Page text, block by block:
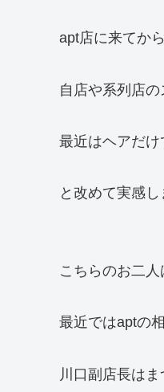
apt店に来てか
自店や系列店
最近はヘアだけ
と改めて実感し
こちらのお二
最近ではaptの
川口副店長はま